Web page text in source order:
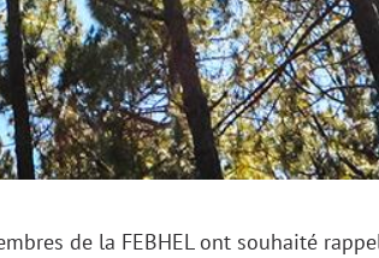
de la FEBHEL ont souhaité